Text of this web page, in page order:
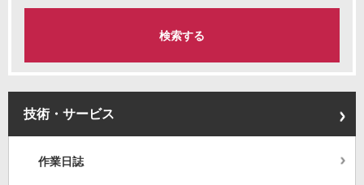
技術・サービス
作業日誌